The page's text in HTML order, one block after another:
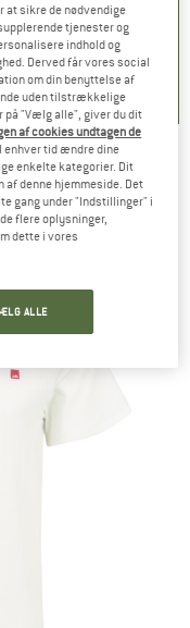
5,0(1)
Tee
at sikre de nødvendige
tjenester og
indhold og
Derved får vores social
om din benyttelse af
uden tilstrækkelige
på "Vælg alle", giver du dit
af cookies undtagen de
enhver tid ændre dine
enkelte kategorier. Dit
denne hjemmeside. Det
gang under "Indstillinger" i
flere oplysninger,
dette i vores
ALLE